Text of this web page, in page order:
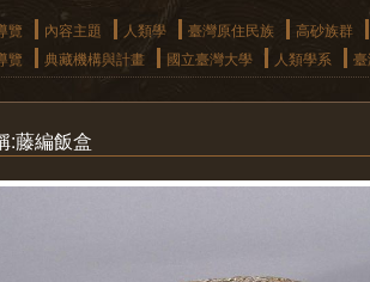
覽 內容主題 人類學 臺灣原住民族
高砂族群
覽 典藏機構與計畫 國立臺灣大學 人類學系
:藤編飯盒